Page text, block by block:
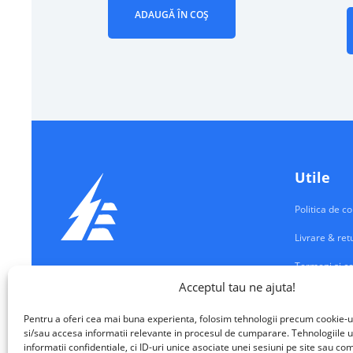
Acceptul tau ne ajuta!
Pentru a oferi cea mai buna experienta, folosim tehnologii precum cookie-
si/sau accesa informatii relevante in procesul de cumparare. Tehnologiile
informatii confidentiale, ci ID-uri unice asociate unei sesiuni pe site sau
ADAUGĂ ÎN COȘ
Echipamente Electrice
Utile
Politica de
Livrare &
Termeni si
Contul meu
Contact